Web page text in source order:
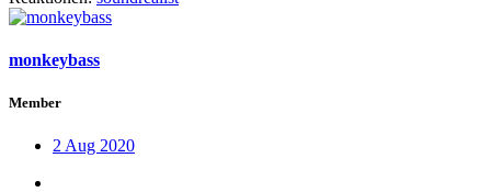
monkeybass
Member
2 Aug 2020